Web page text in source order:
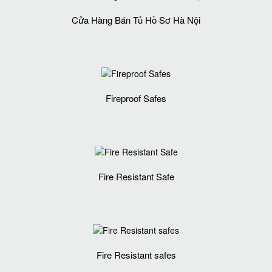
Cửa Hàng Bán Tủ Hồ Sơ Hà Nội
Fireproof Safes
Fire Resistant Safe
Fire Resistant safes